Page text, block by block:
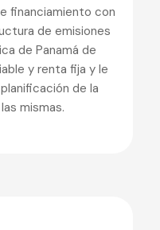
financiamiento con
de emisiones
de Panamá de
y renta fija y le
de la
mismas.